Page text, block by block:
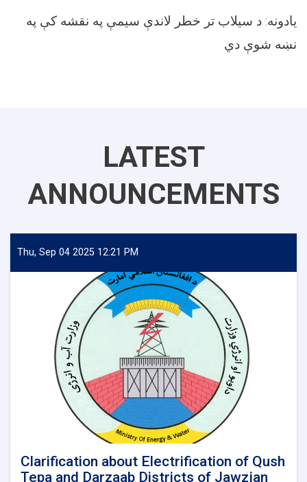
يادونه: د سيلاب تر خطر لاندې سيمې په نقشه کې په
نښه شوې دي
LATEST
ANNOUNCEMENTS
Thu, Sep 04 2025 12:21 PM
Clarification about Electrification of Qush
Tepa and Darzaab Districts of Jawzjan